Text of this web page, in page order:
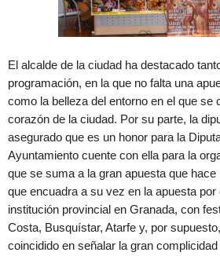
El alcalde de la ciudad ha destacado
programación, en la que no falta una
como la belleza del entorno en el que se
corazón de la ciudad. Por su parte, la
asegurado que es un honor para la
Ayuntamiento cuente con ella para la
que se suma a la gran apuesta que
que encuadra a su vez en la apuesta
institución provincial en Granada, con
Costa, Busquístar, Atarfe y, por
coincidido en señalar la gran